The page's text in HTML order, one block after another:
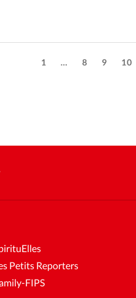
1 … 8 9 10
Petits Reporters
FIPS